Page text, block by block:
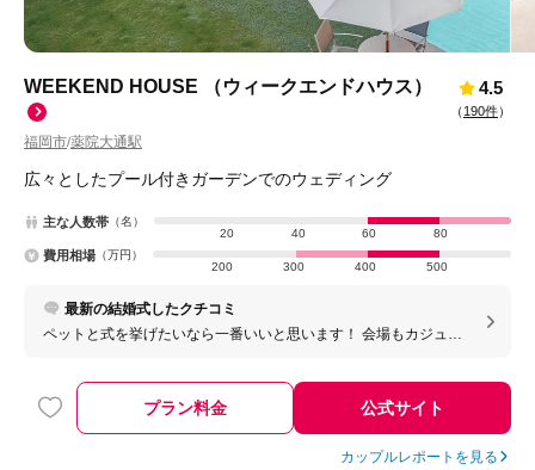
WEEKEND HOUSE （ウィークエンドハウス）
福岡市/薬院大通駅
4.5
（ 190件）
広々としたプール付きガーデンでのウェディング
主な人数帯 （名）
20
40 60 80
費用相場 （万円）
200
300 400 500
最新の結婚式したクチコミ
ペットと式を挙げたいなら一番いいと思います！ 会場もカジュア
プラン料金 公式サイト
カップルレポートを見る